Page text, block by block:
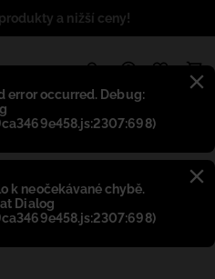
error occurred. Debug:
k neočekávané chybě.
Dialog
a nižší ceny!